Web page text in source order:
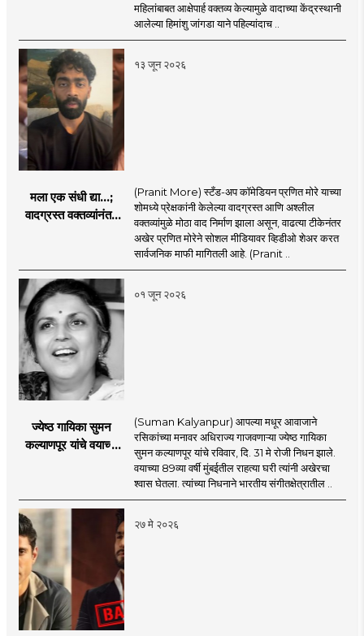
म्हणाला?
महिलांबाबत आक्षेपार्ह वक्तव्य केल्यामुळे वादाच्या केंद्रस्थानी
आलेल्या हिमांशु जांगडा याने पहिल्यांदाच ..
१३ जून २०२६
मला एक संधी द्या...;
वादग्रस्त वक्तव्यांनंतर
म्हणाला?
(Pranit More) स्टँड-अप कॉमेडियन प्रणित मोरे याच्या
शोमध्ये प्रेक्षकांनी केलेल्या वादग्रस्त आणि अश्लील
वक्तव्यांमुळे मोठा वाद निर्माण झाला असून, वाढत्या टीकेनंतर
अखेर प्रणित मोरेने सोशल मीडियावर व्हिडीओ शेअर करत
सार्वजनिक माफी मागितली आहे. (Pranit ..
०१ जून २०२६
ज्येष्ठ गायिका सुमन
कल्याणपूर यांचे वयाच्या
(Suman Kalyanpur) आपल्या मधूर आवाजाने
रसिकांच्या मनावर अधिराज्य गाजवणाऱ्या ज्येष्ठ गायिका
सुमन कल्याणपूर यांचे रविवार, दि. 31 मे रोजी निधन झाले.
वयाच्या 89व्या वर्षी मुंबईतील राहत्या घरी त्यांनी अखेरचा
श्वास घेतला. त्यांच्या निधनाने भारतीय संगीतक्षेत्रातील ..
२७ मे २०२६